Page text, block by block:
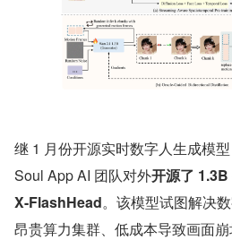
继 1 月份开源实时数字人生成模
Soul App AI 团队对外开源了
X-FlashHead。该模型试图解决
昂贵算力集群、低成本导致画面